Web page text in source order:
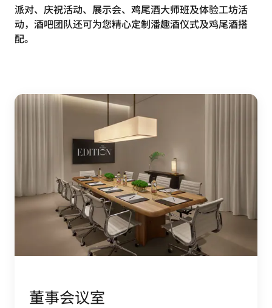
派对、庆祝活动、展示会、鸡尾酒大师班及体验工坊活
动，酒吧团队还可为您精心定制潘趣酒仪式及鸡尾酒搭
配。
董事会议室